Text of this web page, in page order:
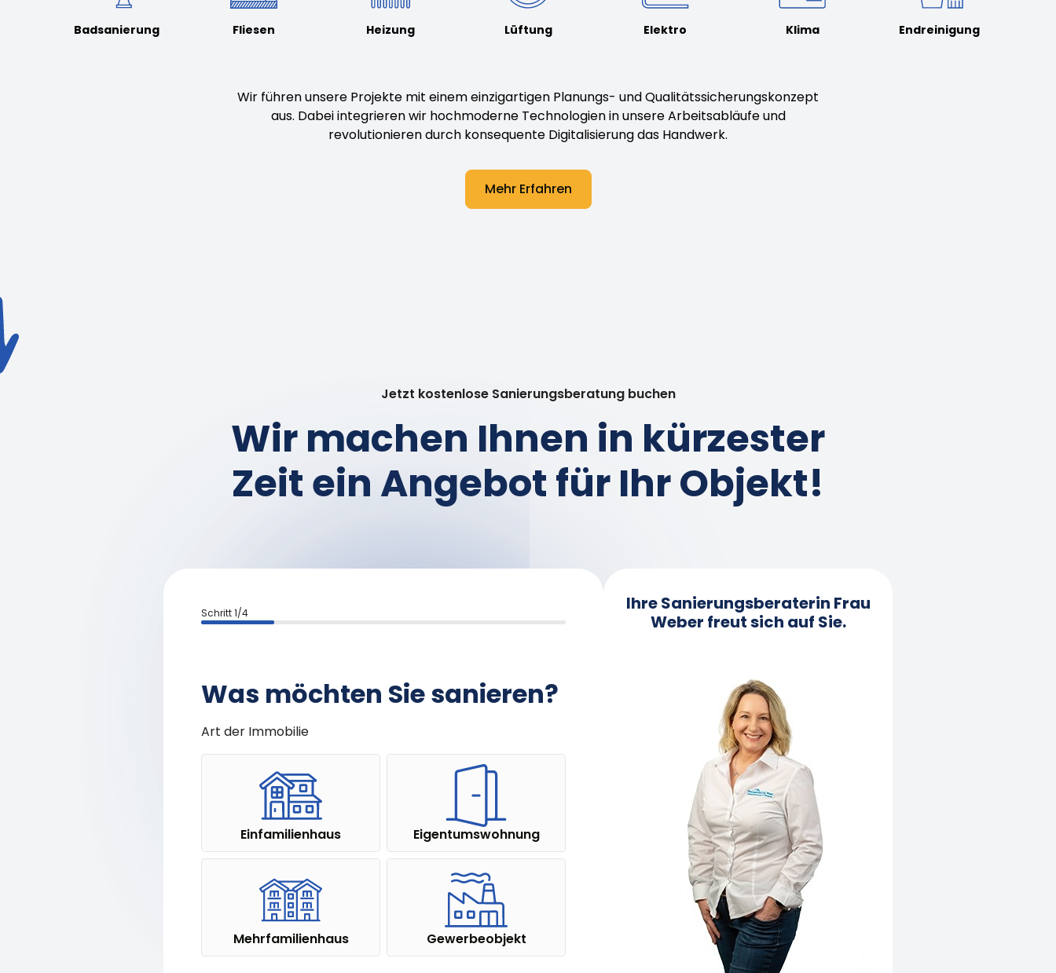
Badsanierung Fliesen Heizung Lüftung Elektro Klima Endreinigung
Wir führen unsere Projekte mit einem einzigartigen Planungs- und Qualitätssicherungskonzept
aus. Dabei integrieren wir hochmoderne Technologien in unsere Arbeitsabläufe und
revolutionieren durch konsequente Digitalisierung das Handwerk.
Mehr Erfahren
Jetzt kostenlose Sanierungsberatung buchen
Wir machen Ihnen in kürzester
Zeit ein Angebot für Ihr Objekt!
Schritt1/4
Was möchten Sie sanieren?
Art der Immobilie
Einfamilien­­­­haus Eigentums­wohnung
Mehrfamilien­haus Gewerbe­objekt
Ihre Sanierungs­beraterin Frau
Weber freut sich auf Sie.